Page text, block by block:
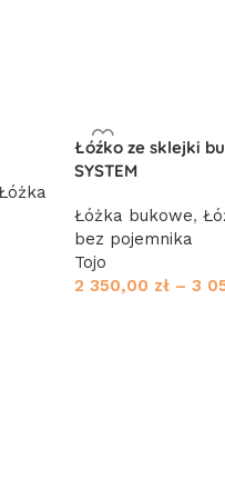
Łóźko ze sklejki
SYSTEM
Łóżka bukowe,
bez pojemnika
Tojo
2 350,00 zł – 3